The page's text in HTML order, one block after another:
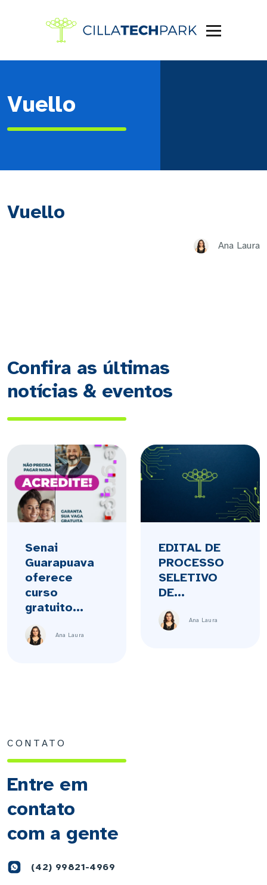
Vuello
Vuello
Ana Laura
Confira as últimas
notícias & eventos
Senai
Guarapuava
oferece
curso
gratuito...
Ana Laura
EDITAL DE
PROCESSO
SELETIVO
DE...
Ana Laura
CONTATO
Entre em
contato
com a gente
(42) 99821-4969